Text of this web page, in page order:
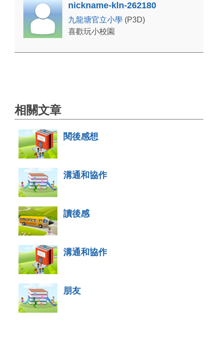
nickname-kln-262180
九龍塘官立小學 (P3D)
喜歡玩小校園
相關文章
閱後感想
溝通和協作
讀後感
溝通和協作
朋友